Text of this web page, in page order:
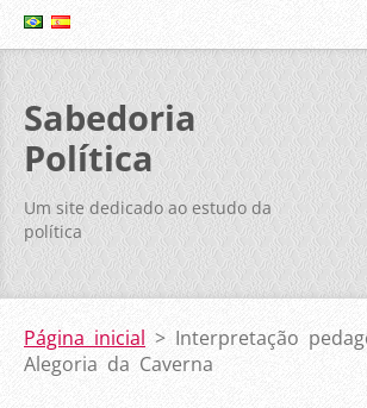
Sabedoria
Política
Um site dedicado ao estudo da
política
Página inicial > Interpretação
Alegoria da Caverna